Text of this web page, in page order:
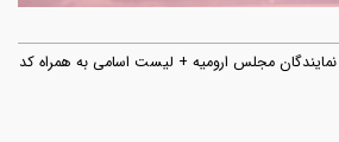
نمایندگان مجلس ارومیه + لیست اسامی به همراه کد